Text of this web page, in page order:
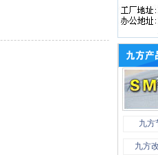
九方
九方